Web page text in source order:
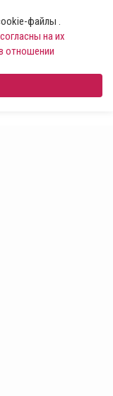
файлы .
согласны на их
отношении